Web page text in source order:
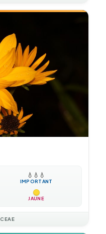
💧 💧 💧
IMPORTANT
JAUNE